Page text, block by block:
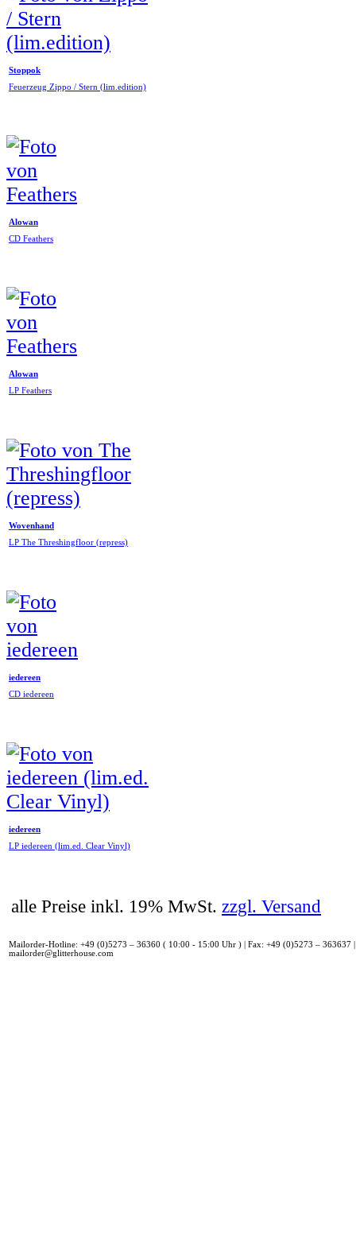
Stoppok
Feuerzeug Zippo / Stern (lim.edition)
Alowan
CD Feathers
Alowan
LP Feathers
Wovenhand
LP The Threshingfloor (repress)
iedereen
CD iedereen
iedereen
LP iedereen (lim.ed. Clear Vinyl)
alle Preise inkl. 19% MwSt. zzgl. Versand
Mailorder-Hotline: +49 (0)5273 – 36360 ( 10:00 - 15:00 Uhr ) | Fax: +49 (0)5273 – 363637
mailorder@glitterhouse.com